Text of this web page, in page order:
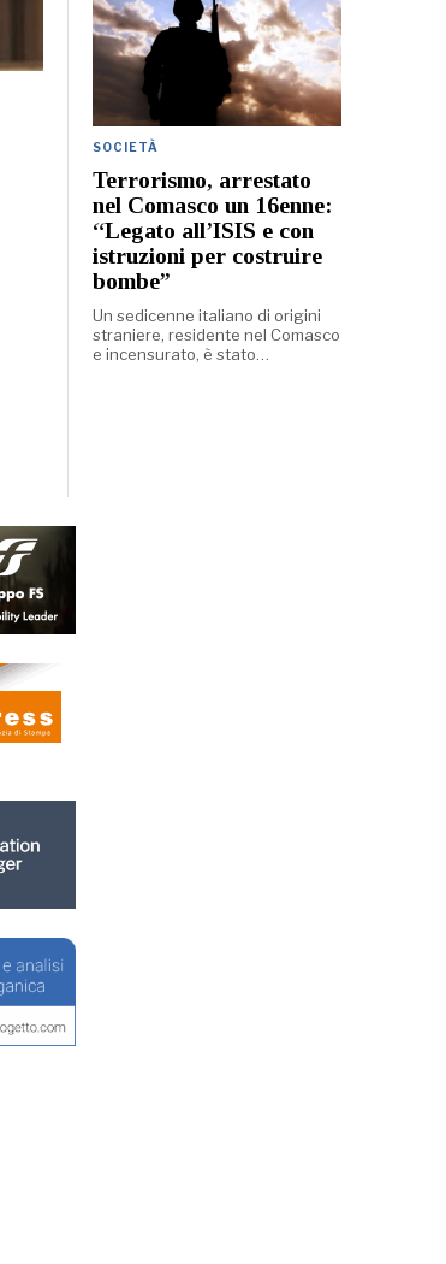
SOCIETÀ
Terrorismo, arrestato
nel Comasco un 16enne:
“Legato all’ISIS e con
istruzioni per costruire
bombe”
Un sedicenne italiano di origini
straniere, residente nel Comasco
e incensurato, è stato…